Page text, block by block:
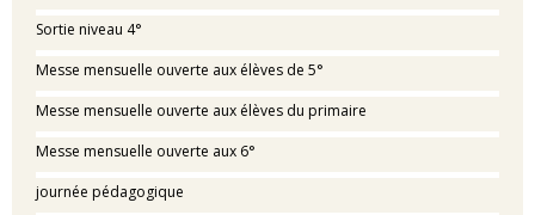
Sortie niveau 4°
Messe mensuelle ouverte aux élèves de 5°
Messe mensuelle ouverte aux élèves du primaire
Messe mensuelle ouverte aux 6°
journée pédagogique